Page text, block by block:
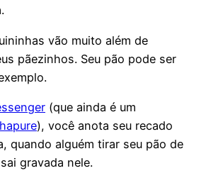
vão muito além de
pãezinhos. Seu pão pode ser
(que ainda é um
), você anota seu recado
quando alguém tirar seu pão de
gravada nele.